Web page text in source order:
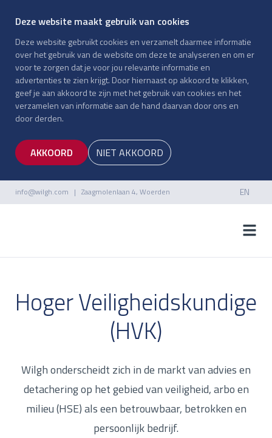
Deze website maakt gebruik van cookies
Deze website gebruikt cookies en verzamelt daarmee informatie
over het gebruik van de website om deze te analyseren en om er
voor te zorgen dat je voor jou relevante informatie en
advertenties te zien krijgt. Door hiernaast op akkoord te klikken,
geef je aan akkoord te zijn met het gebruik van cookies en het
verzamelen van informatie aan de hand daarvan door ons en
door derden.
AKKOORD NIET AKKOORD
info@wilgh.com | Zaagmolenlaan 4, Woerden EN
EN
Hoger Veiligheidskundige
(HVK)
Wilgh onderscheidt zich in de markt van advies en
detachering op het gebied van veiligheid, arbo en
milieu (HSE) als een betrouwbaar, betrokken en
persoonlijk bedrijf.